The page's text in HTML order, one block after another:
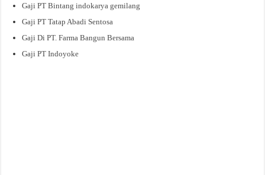
Gaji PT Bintang indokarya gemilang
Gaji PT Tatap Abadi Sentosa
Gaji Di PT. Farma Bangun Bersama
Gaji PT Indoyoke